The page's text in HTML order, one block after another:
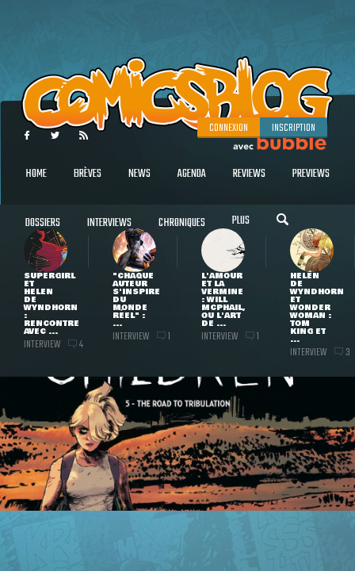
CONNEXION INSCRIPTION
HOME BRÈVES NEWS AGENDA REVIEWS PREVIEWS
DOSSIERS INTERVIEWS CHRONIQUES PLUS
SUPERGIRL
ET
HELEN
DE
WYNDHORN
:
RENCONTRE
AVEC ...
INTERVIEW 4
"CHAQUE
AUTEUR
S'INSPIRE
DU
MONDE
RÉEL" :
...
INTERVIEW 1
L'AMOUR
ET LA
VERMINE
: WILL
MCPHAIL,
OU L'ART
DE ...
INTERVIEW 1
HELEN
DE
WYNDHORN
ET
WONDER
WOMAN :
TOM
KING ET
...
INTERVIEW 3